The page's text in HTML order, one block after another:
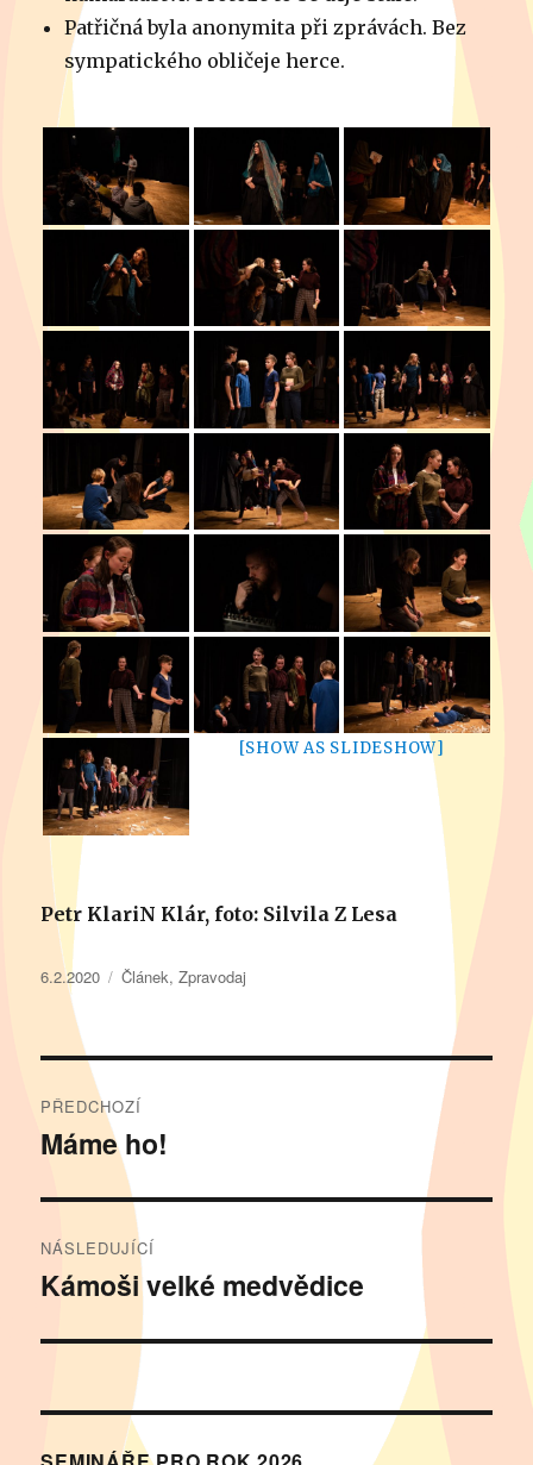
Patřičná byla anonymita při zprávách. Bez
sympatického obličeje herce.
[SHOW AS SLIDESHOW]
Petr KlariN Klár, foto: Silvila Z Lesa
Publikováno:
6.2.2020 Rubriky:
Článek,Zpravodaj
Navigace
pro
příspěvek
PŘEDCHOZÍ
Předchozí
příspěvek:
Máme ho!
NÁSLEDUJÍCÍ
Následující
Kámoši velké medvědice